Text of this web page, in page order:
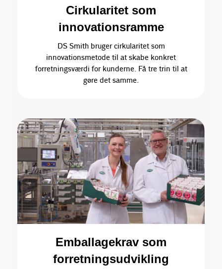
Cirkularitet som
innovationsramme
DS Smith bruger cirkularitet som
innovationsmetode til at skabe konkret
forretningsværdi for kunderne. Få tre trin til at
gøre det samme.
Emballagekrav som
forretningsudvikling